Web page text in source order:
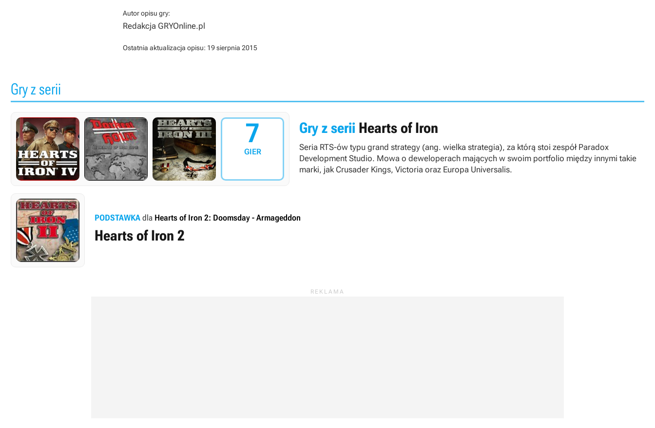
Autor opisu gry:
Redakcja GRYOnline.pl
Ostatnia aktualizacja opisu: 19 sierpnia 2015
Gry z serii
7
GIER
Gry z serii Hearts of Iron
Seria RTS-ów typu grand strategy (ang. wielka strategia), za którą stoi zespół Paradox
Development Studio. Mowa o deweloperach mających w swoim portfolio między innymi takie
marki, jak Crusader Kings, Victoria oraz Europa Universalis.
PODSTAWKA dla Hearts of Iron 2: Doomsday - Armageddon
Hearts of Iron 2